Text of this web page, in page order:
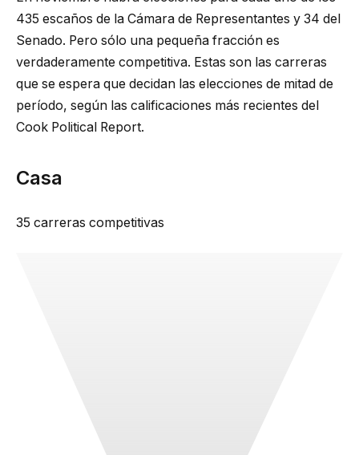
435 escaños de la Cámara de Representantes y 34 del
Senado. Pero sólo una pequeña fracción es
verdaderamente competitiva. Estas son las carreras
que se espera que decidan las elecciones de mitad de
período, según las calificaciones más recientes del
Cook Political Report.
Casa
35 carreras competitivas